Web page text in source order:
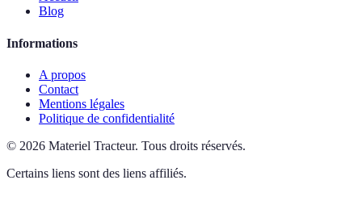
Blog
Informations
A propos
Contact
Mentions légales
Politique de confidentialité
© 2026 Materiel Tracteur. Tous droits réservés.
Certains liens sont des liens affiliés.